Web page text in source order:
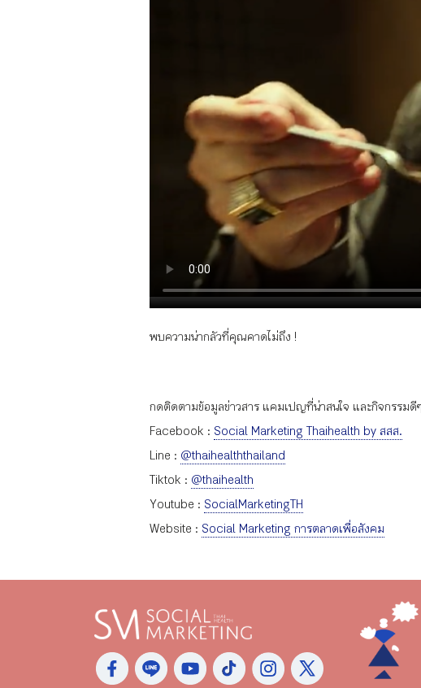
พบความน่ากลัวที่คุณคาดไม่ถึง !
กดติดตามข้อมูลข่าวสาร แคมเปญที่น่าสนใจ และกิจกรรมดี
Facebook : Social Marketing Thaihealth by สสส.
Line : @thaihealththailand
Tiktok : @thaihealth
Youtube : SocialMarketingTH
Website : Social Marketing การตลาดเพื่อสังคม